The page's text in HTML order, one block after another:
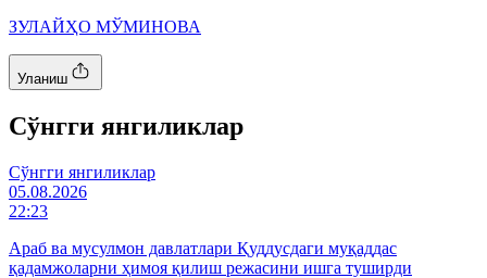
ЗУЛАЙҲО МЎМИНОВА
Уланиш
Cўнгги янгиликлар
Cўнгги янгиликлар
05.08.2026
22:23
Араб ва мусулмон давлатлари Қуддусдаги муқаддас
қадамжоларни ҳимоя қилиш режасини ишга туширди